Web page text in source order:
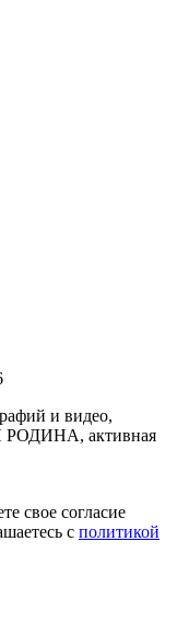
и видео,
РОДИНА, активная
свое согласие
с политикой